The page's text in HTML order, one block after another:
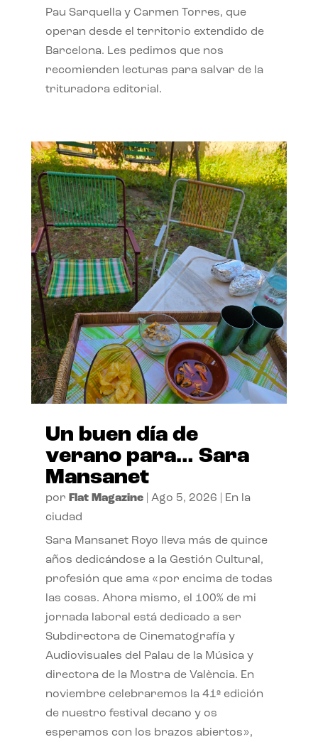
Pau Sarquella y Carmen Torres, que
operan desde el territorio extendido de
Barcelona. Les pedimos que nos
recomienden lecturas para salvar de la
trituradora editorial.
Un buen día de
verano para… Sara
Mansanet
por Flat Magazine| Ago 5, 2026
En la
ciudad
Sara Mansanet Royo lleva más de quince
años dedicándose a la Gestión Cultural,
profesión que ama «por encima de todas
las cosas. Ahora mismo, el 100% de mi
jornada laboral está dedicado a ser
Subdirectora de Cinematografía y
Audiovisuales del Palau de la Música y
directora de la Mostra de València. En
noviembre celebraremos la 41ª edición
de nuestro festival decano y os
esperamos con los brazos abiertos»,